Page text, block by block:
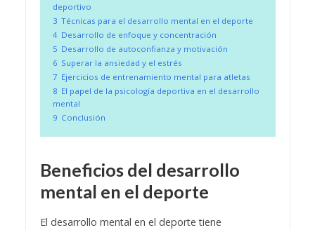
deportivo
3 Técnicas para el desarrollo mental en el deporte
4 Desarrollo de enfoque y concentración
5 Desarrollo de autoconfianza y motivación
6 Superar la ansiedad y el estrés
7 Ejercicios de entrenamiento mental para atletas
8 El papel de la psicología deportiva en el desarrollo
mental
9 Conclusión
Beneficios del desarrollo
mental en el deporte
El desarrollo mental en el deporte tiene